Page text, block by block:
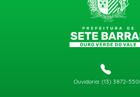
Ouvidoria: (13) 3872-